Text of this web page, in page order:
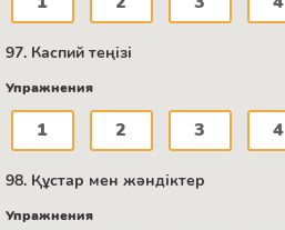
97. Каспий теңізі
Упражнения
1 2 3 4
98. Құстар мен жәндіктер
Упражнения